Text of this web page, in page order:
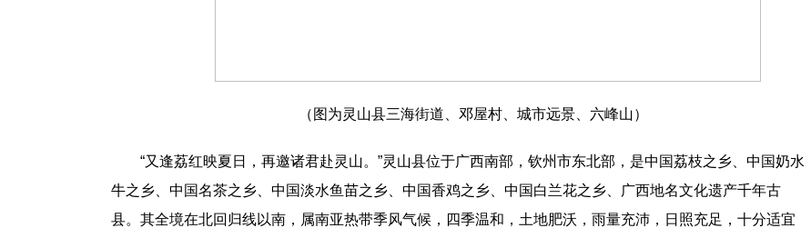
（图为灵山县三海街道、邓屋村、城市远景、六峰山）
“又逢荔红映夏日，再邀诸君赴灵山。”灵山县位于广西南部，钦州市东北部，是中国荔枝之乡、中国奶水
牛之乡、中国名茶之乡、中国淡水鱼苗之乡、中国香鸡之乡、中国白兰花之乡、广西地名文化遗产千年古
县。其全境在北回归线以南，属南亚热带季风气候，四季温和，土地肥沃，雨量充沛，日照充足，十分适宜